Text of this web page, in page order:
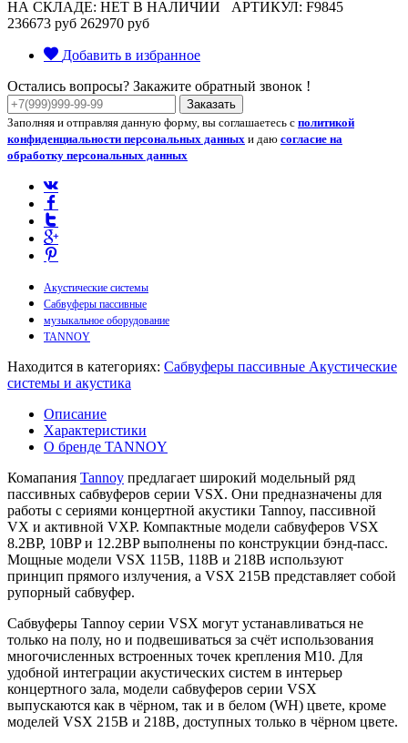
НА СКЛАДЕ: НЕТ В НАЛИЧИИ АРТИКУЛ: F9845
236673 руб 262970 руб
Добавить в избранное
Остались вопросы? Закажите обратный звонок !
Заказать
Заполняя и отправляя данную форму, вы соглашаетесь с политикой
конфиденциальности персональных данных и даю согласие на
обработку персональных данных
Акустические системы
Сабвуферы пассивные
музыкальное оборудование
TANNOY
Находится в категориях: Сабвуферы пассивные Акустические
системы и акустика
Описание
Характеристики
О бренде TANNOY
Комапания Tannoy предлагает широкий модельный ряд
пассивных сабвуферов серии VSX. Они предназначены для
работы с сериями концертной акустики Tannoy, пассивной
VX и активной VXP. Компактные модели сабвуферов VSX
8.2BP, 10BP и 12.2BP выполнены по конструкции бэнд-пасс.
Мощные модели VSX 115B, 118B и 218B используют
принцип прямого излучения, а VSX 215B представляет собой
рупорный сабвуфер.
Сабвуферы Tannoy серии VSX могут устанавливаться не
только на полу, но и подвешиваться за счёт использования
многочисленных встроенных точек крепления M10. Для
удобной интеграции акустических систем в интерьер
концертного зала, модели сабвуферов серии VSX
выпускаются как в чёрном, так и в белом (WH) цвете, кроме
моделей VSX 215В и 218B, доступных только в чёрном цвете.